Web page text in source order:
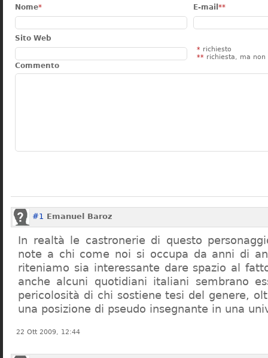
Nome* E-mail **
Sito Web
* richiesto
** richiesta, ma non
Commento
#1 Emanuel Baroz
In realtà le castronerie di questo
note a chi come noi si occupa da anni di
riteniamo sia interessante dare spazio al fatto
anche alcuni quotidiani italiani sembrano
pericolosità di chi sostiene tesi del genere,
una posizione di pseudo insegnante in una
22 Ott 2009, 12:44